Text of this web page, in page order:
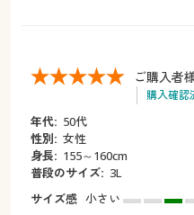
ご購入者
購入確認
年代: 50代
性別: 女性
身長: 155～160cm
普段のサイズ: 3L
サイズ感 小さい